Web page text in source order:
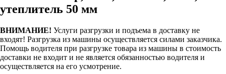
утеплитель 50 мм
ВНИМАНИЕ! Услуги разгрузки и подъема в доставку не
входят! Разгрузка из машины осуществляется силами заказчика.
Помощь водителя при разгрузке товара из машины в стоимость
доставки не входит и не является обязанностью водителя и
осуществляется на его усмотрение.